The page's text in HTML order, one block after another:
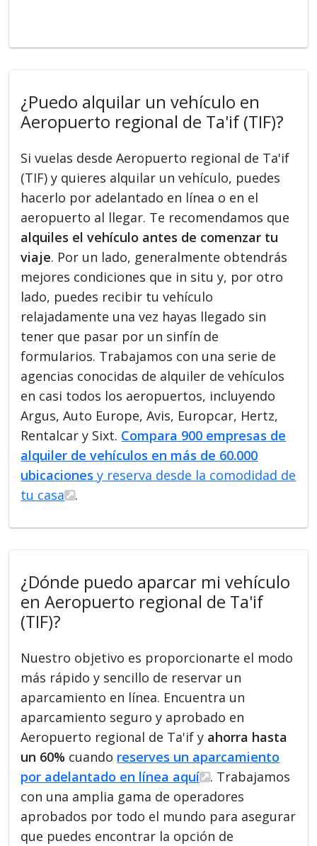
¿Puedo alquilar un vehículo en
Aeropuerto regional de Ta'if (TIF)?
Si vuelas desde Aeropuerto regional de Ta'if
(TIF) y quieres alquilar un vehículo, puedes
hacerlo por adelantado en línea o en el
aeropuerto al llegar. Te recomendamos que
alquiles el vehículo antes de comenzar tu
viaje. Por un lado, generalmente obtendrás
mejores condiciones que in situ y, por otro
lado, puedes recibir tu vehículo
relajadamente una vez hayas llegado sin
tener que pasar por un sinfín de
formularios. Trabajamos con una serie de
agencias conocidas de alquiler de vehículos
en casi todos los aeropuertos, incluyendo
Argus, Auto Europe, Avis, Europcar, Hertz,
Rentalcar y Sixt. Compara 900 empresas de
alquiler de vehículos en más de 60.000
ubicaciones y reserva desde la comodidad de
tu casa
.
¿Dónde puedo aparcar mi vehículo
en Aeropuerto regional de Ta'if
(TIF)?
Nuestro objetivo es proporcionarte el modo
más rápido y sencillo de reservar un
aparcamiento en línea. Encuentra un
aparcamiento seguro y aprobado en
Aeropuerto regional de Ta'if y ahorra hasta
un 60% cuando reserves un aparcamiento
por adelantado en línea aquí
. Trabajamos
con una amplia gama de operadores
aprobados por todo el mundo para asegurar
que puedes encontrar la opción de